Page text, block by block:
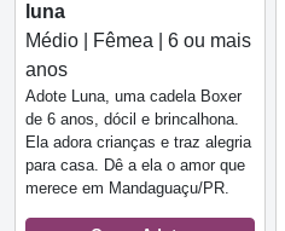
luna
Médio | Fêmea | 6 ou mais
anos
Adote Luna, uma cadela Boxer
de 6 anos, dócil e brincalhona.
Ela adora crianças e traz alegria
para casa. Dê a ela o amor que
merece em Mandaguaçu/PR.